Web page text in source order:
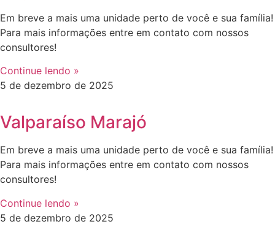
Em breve a mais uma unidade perto de você e sua família!
Para mais informações entre em contato com nossos
consultores!
Continue lendo »
5 de dezembro de 2025
Valparaíso Marajó
Em breve a mais uma unidade perto de você e sua família!
Para mais informações entre em contato com nossos
consultores!
Continue lendo »
5 de dezembro de 2025